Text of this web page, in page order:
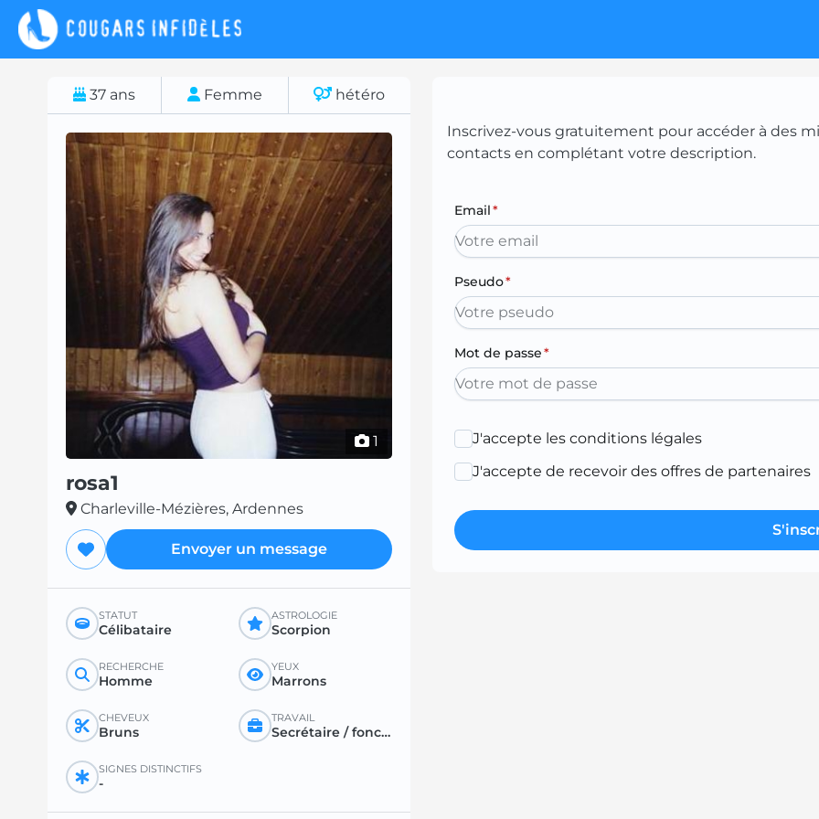
37 ans Femme hétéro
1
rosa1
Charleville-Mézières, Ardennes
Envoyer un message
STATUT
Célibataire
ASTROLOGIE
Scorpion
RECHERCHE
Homme
YEUX
Marrons
CHEVEUX
Bruns
TRAVAIL
Secrétaire / fonctionnaire / instituteur
SIGNES DISTINCTIFS
-
Inscrivez-vous gratuitement pour accéder à des
contacts en complétant votre description.
Email*
Pseudo*
Mot de passe*
J'accepte les conditions légales
J'accepte de recevoir des offres de partenaires